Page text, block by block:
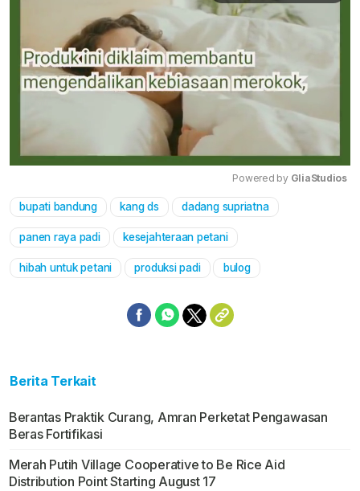
Powered by GliaStudios
bupati bandung kang ds dadang supriatna
panen raya padi kesejahteraan petani
hibah untuk petani produksi padi bulog
Berita Terkait
Berantas Praktik Curang, Amran Perketat Pengawasan
Beras Fortifikasi
Merah Putih Village Cooperative to Be Rice Aid
Distribution Point Starting August 17